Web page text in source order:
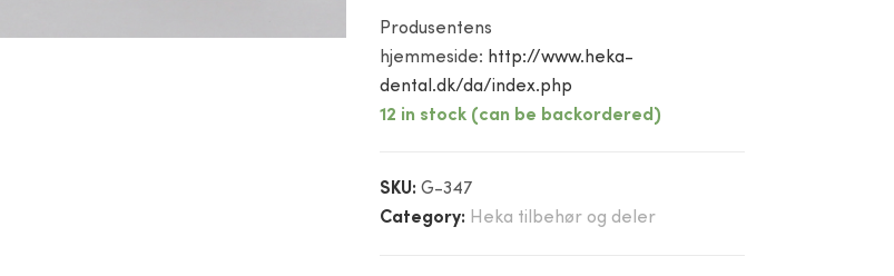
Produsentens
hjemmeside: http://www.heka-
dental.dk/da/index.php
12 in stock (can be backordered)
SKU:G-347
Category: Heka tilbehør og deler